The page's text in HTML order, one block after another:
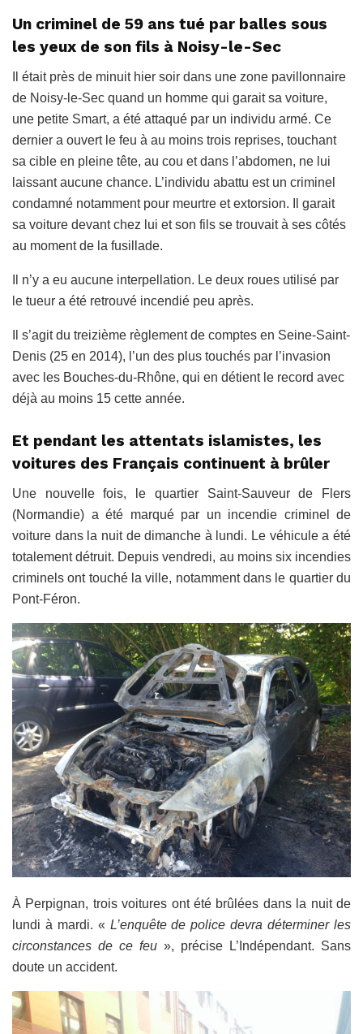
Un criminel de 59 ans tué par balles sous
les yeux de son fils à Noisy-le-Sec
Il était près de minuit hier soir dans une zone pavillonnaire
de Noisy-le-Sec quand un homme qui garait sa voiture,
une petite Smart, a été attaqué par un individu armé. Ce
dernier a ouvert le feu à au moins trois reprises, touchant
sa cible en pleine tête, au cou et dans l’abdomen, ne lui
laissant aucune chance. L’individu abattu est un criminel
condamné notamment pour meurtre et extorsion. Il garait
sa voiture devant chez lui et son fils se trouvait à ses côtés
au moment de la fusillade.
Il n’y a eu aucune interpellation. Le deux roues utilisé par
le tueur a été retrouvé incendié peu après.
Il s’agit du treizième règlement de comptes en Seine-Saint-
Denis (25 en 2014), l’un des plus touchés par l’invasion
avec les Bouches-du-Rhône, qui en détient le record avec
déjà au moins 15 cette année.
Et pendant les attentats islamistes, les
voitures des Français continuent à brûler
Une nouvelle fois, le quartier Saint-Sauveur de Flers
(Normandie) a été marqué par un incendie criminel de
voiture dans la nuit de dimanche à lundi. Le véhicule a été
totalement détruit. Depuis vendredi, au moins six incendies
criminels ont touché la ville, notamment dans le quartier du
Pont-Féron.
À Perpignan, trois voitures ont été brûlées dans la nuit de
lundi à mardi. « L’enquête de police devra déterminer les
circonstances de ce feu », précise L’Indépendant. Sans
doute un accident.